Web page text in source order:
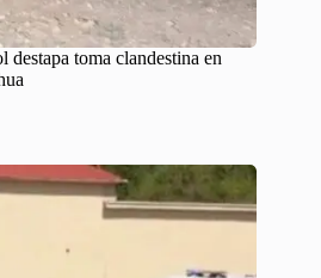
toma clandestina en